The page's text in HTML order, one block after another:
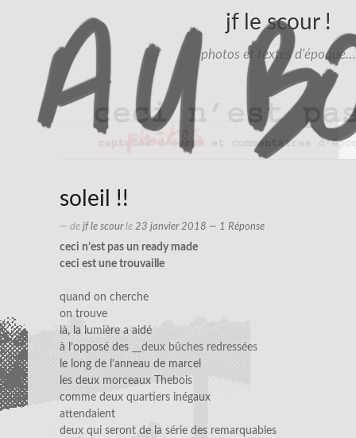
jf le scour !
photos et textes d'époque…
soleil !!
— de jf le scourle 23 janvier 2018 — 1 Réponse
ceci n’est pas un ready made
ceci est une trouvaille
quand on cherche
on trouve
là, la lumière a aidé
à l’opposé des
__deux bûches redressées
le long de l’anneau de marcel
les deux morceaux Thebois
comme deux quartiers inégaux
attendaient
deux qui seront de la série des remarquables